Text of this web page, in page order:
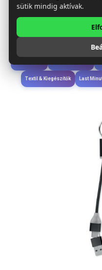
Textil & Kiegészítők Last
sütik mindig aktívak.